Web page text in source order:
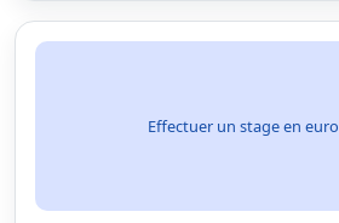
Effectuer un stage en